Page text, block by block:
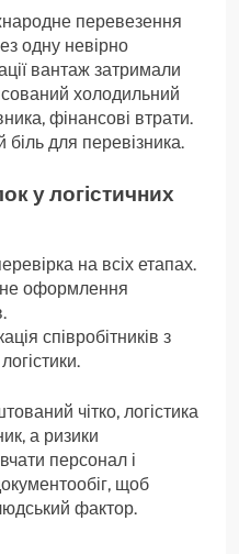
перевезення
одну невірно
вантаж затримали
холодильний
фінансові втрати.
для перевізника.
у логістичних
на всіх етапах.
оформлення
співробітників з
чітко, логістика
а ризики
персонал і
щоб
фактор.